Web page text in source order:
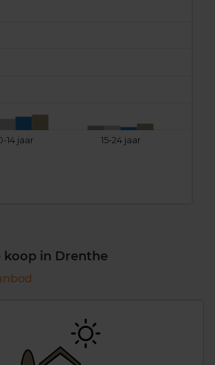
14 jaar 15-24 jaar
koop in Drenthe